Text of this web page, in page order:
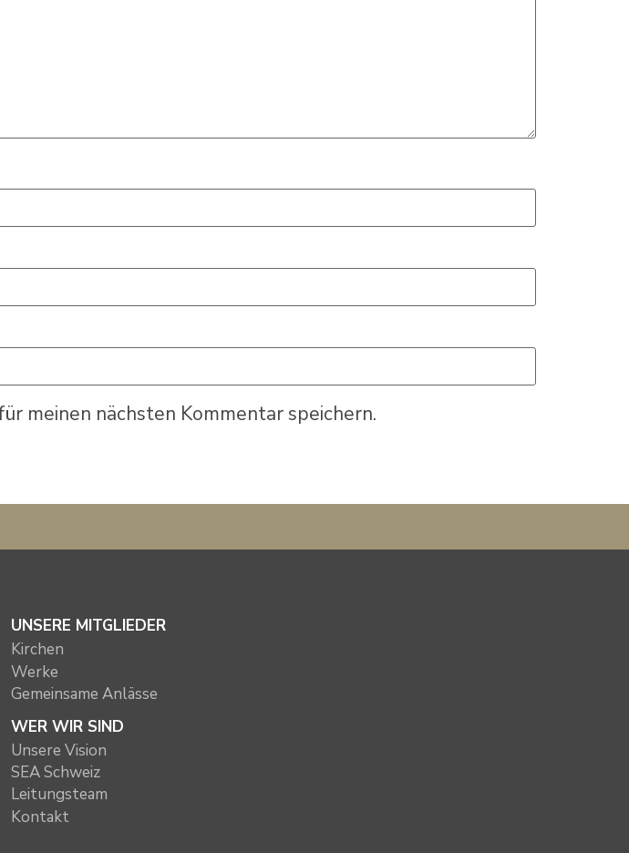
meinen nächsten Kommentar speichern.
UNSERE MITGLIEDER
Kirchen
Werke
Gemeinsame Anlässe
WER WIR SIND
Unsere Vision
SEA Schweiz
Leitungsteam
Kontakt